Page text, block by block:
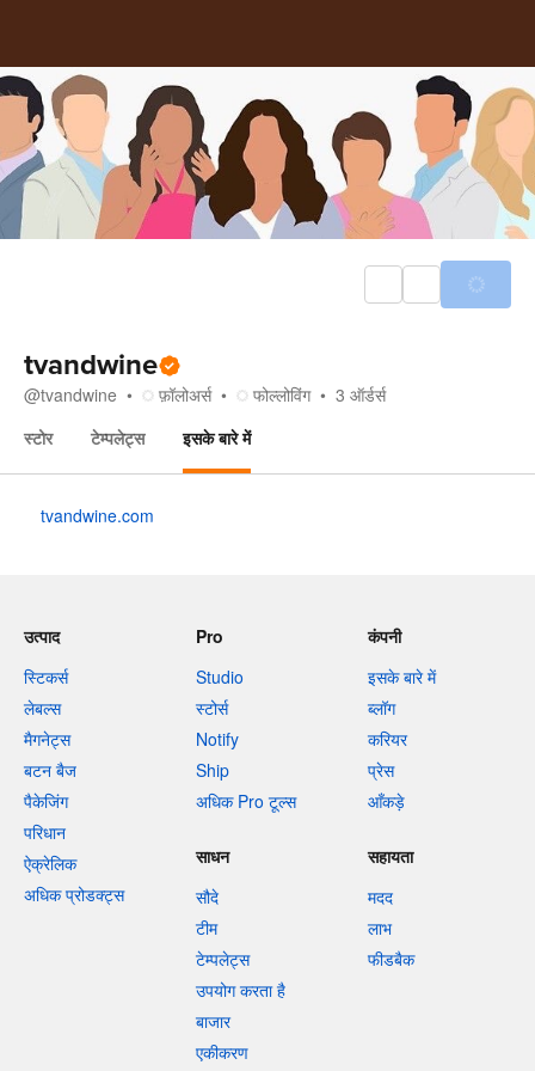
tvandwine
@tvandwine फ़ॉलोअर्स फोल्लोविंग 3 ऑर्डर्स
स्टोर
टेम्पलेट्स इसके बारे में
tvandwine.com
उत्पाद
स्टिकर्स
लेबल्स
मैगनेट्स
बटन बैज
पैकेजिंग
परिधान
ऐक्रेलिक
अधिक प्रोडक्ट्स
Pro
Studio
स्टोर्स
Notify
Ship
अधिक Pro टूल्स
कंपनी
इसके बारे में
ब्लॉग
करियर
प्रेस
आँकड़े
साधन
सौदे
टीम
टेम्पलेट्स
उपयोग करता है
बाजार
एकीकरण
सहायता
मदद
लाभ
फीडबैक